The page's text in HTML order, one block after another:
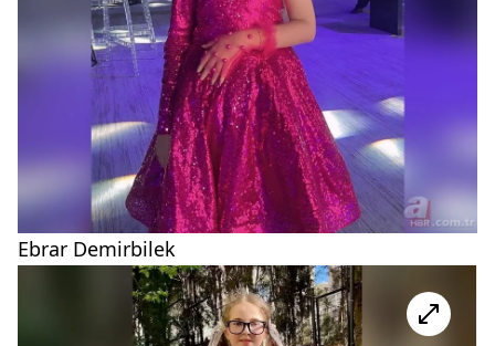
Ebrar Demirbilek